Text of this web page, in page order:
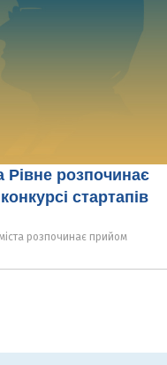
Рівне розпочинає
стартапів
розпочинає прийом